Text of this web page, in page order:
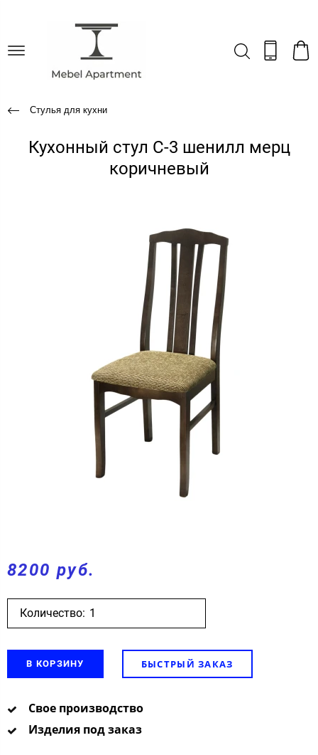
Стулья для кухни
Кухонный стул С-3 шенилл мерц
коричневый
8200 руб.
Количество:
В КОРЗИНУ БЫСТРЫЙ ЗАКАЗ
Свое производство
Изделия под заказ